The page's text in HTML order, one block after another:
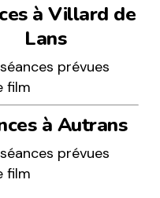
à Villard de
Lans
prévues
film
à Autrans
prévues
film